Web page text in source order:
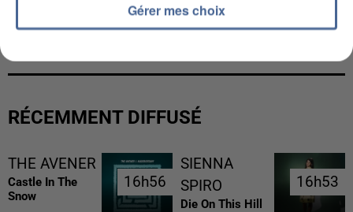
UNE TOURISTE DE L’OISE EMPORTÉE PAR UNE
COULÉE DE BOUE EN HAUTE-SAVOIE
RÉCEMMENT DIFFUSÉ
THE AVENER
Castle In The
Snow
16h56
16h56
SIENNA
SPIRO
Die On This Hill
16h53
16h53
Gérer mes choix